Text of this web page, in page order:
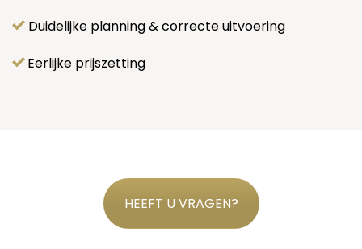
Duidelijke planning & correcte uitvoering
Eerlijke prijszetting
HEEFT U VRAGEN?